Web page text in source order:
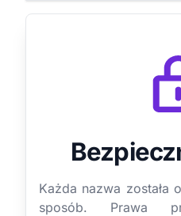
Każda nazwa została
sposób. Prawa